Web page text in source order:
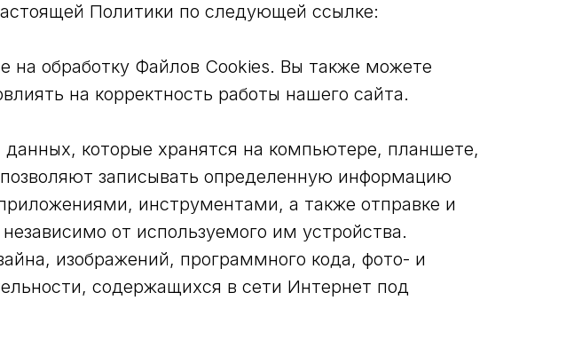
Политики по следующей ссылке:
на обработку Файлов Cookies. Вы также можете
на корректность работы нашего сайта.
которые хранятся на компьютере, планшете,
записывать определенную информацию
инструментами, а также отправке и
от используемого им устройства.
изображений, программного кода, фото- и
содержащихся в сети Интернет под